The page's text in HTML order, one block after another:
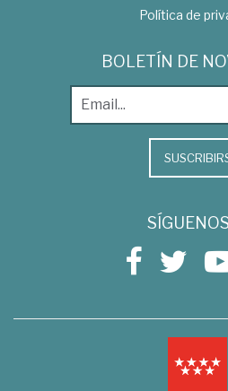
Política de
BOLETÍN DE